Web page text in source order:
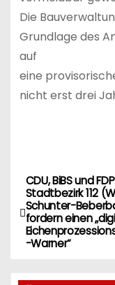
Die
Grundlage des
auf
eine
nicht erst drei
B
e
t
CDU, BiBS und
Stadtbezirk 112
Schunter-
fordern einen
-Warner“